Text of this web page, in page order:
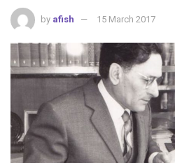
by afish 15 March 2017